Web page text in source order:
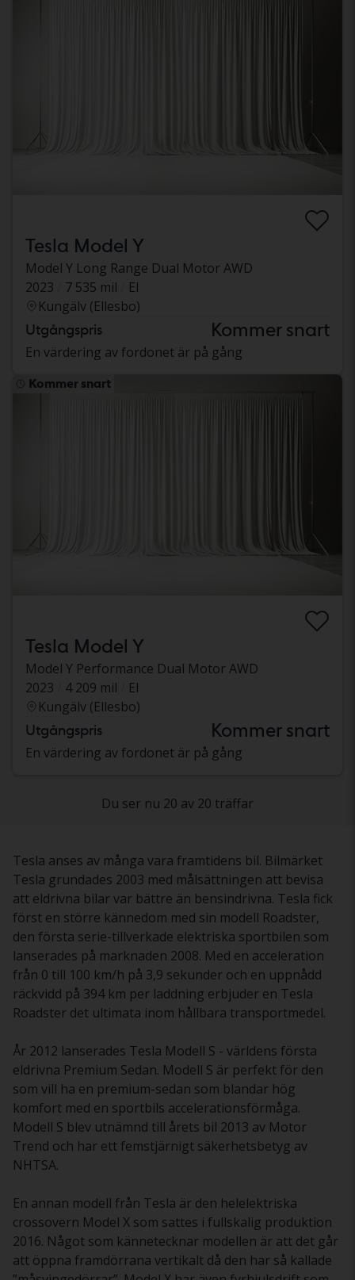
Tesla Model Y
Model Y Long Range Dual Motor AWD
2023
7 535 mil
El
Kungälv (Ellesbo)
Utgångspris Kommer snart
En värdering av fordonet är på gång
Kommer snart
Tesla Model Y
Model Y Performance Dual Motor AWD
2023
4 209 mil
El
Kungälv (Ellesbo)
Utgångspris Kommer snart
En värdering av fordonet är på gång
Du ser nu 20 av 20 träffar
Tesla anses av många vara framtidens bil. Bilmärket
Tesla grundades 2003 med målsättningen att bevisa
att eldrivna bilar var bättre än bensindrivna. Tesla fick
först en större kännedom med sin modell Roadster,
den första serie-tillverkade elektriska sportbilen som
lanserades på marknaden 2008. Med en acceleration
från 0 till 100 km/h på 3,9 sekunder och en uppnådd
räckvidd på 394 km per laddning erbjuder en Tesla
Roadster det ultimata inom hållbara transportmedel.
År 2012 lanserades Tesla Modell S - världens första
eldrivna Premium Sedan. Modell S är perfekt för den
som vill ha en premium-sedan som blandar hög
komfort med en sportbils accelerationsförmåga.
Modell S blev utnämnd till årets bil 2013 av Motor
Trend och har ett femstjärnigt säkerhetsbetyg av
NHTSA.
En annan modell från Tesla är den helelektriska
crossovern Model X som sattes i fullskalig produktion
2016. Något som kännetecknar modellen är att det går
att öppna framdörrana vertikalt då den har så kallade